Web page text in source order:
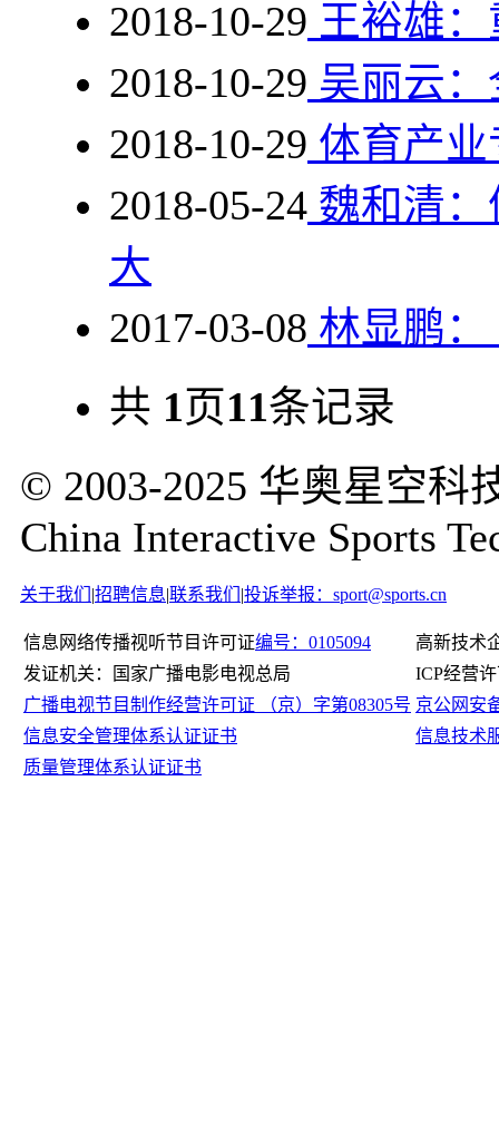
2018-10-29 王裕雄
2018-10-29 吴丽云
2018-10-29 体育产
2018-05-24 魏和清
大
2017-03-08 林显鹏：
共 1页11条记录
© 2003-2025 华奥星空科
China Interactive Sports
关于我们 |招聘信息|联系我们 |投诉举报：sport@sports.cn
信息网络传播视听节目许可证编号：0105094
高新技术
发证机关：国家广播电影电视总局
ICP经营
广播电视节目制作经营许可证 （京）字第08305号 京公网安
信息安全管理体系认证证书
信息技术
质量管理体系认证证书